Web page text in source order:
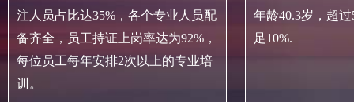
注人员占比达35%， 各个专业人员配
备齐全，员工持证上岗率达为92%，
每位员工每年安排2次以上的专业培
训。
年龄40.3岁，超
足10%.